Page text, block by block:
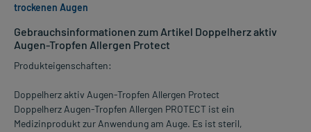
Gebrauchsinformationen zum Artikel Doppelherz aktiv
Augen-Tropfen Allergen Protect
Produkteigenschaften:
Doppelherz aktiv Augen-Tropfen Allergen Protect
Doppelherz Augen-Tropfen Allergen PROTECT ist ein
Medizinprodukt zur Anwendung am Auge. Es ist steril,
trockenen Augen